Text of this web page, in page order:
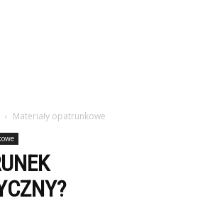
Materiały opatrunkowe